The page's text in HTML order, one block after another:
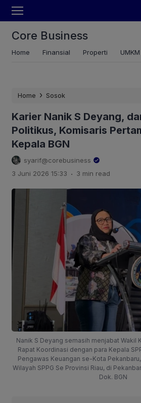
Core Business
Home Finansial Properti UMKM
Home › Sosok
Karier Nanik S Deyang,
Politikus, Komisaris
Kepala BGN
syarif@corebusiness
3 Juni 2026 15:33 . 3 min read
Nanik S Deyang semasih menjabat Wakil
Rapat Koordinasi dengan para Kepala
Pengawas Keuangan se-Kota
Wilayah SPPG Se Provinsi Riau, di
Dok. BGN